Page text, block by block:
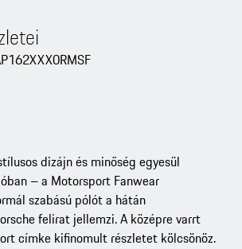
dizájn és minőség egyesül
– a Motorsport Fanwear
szabású pólót a hátán
felirat jellemzi. A középre varrt
címke kifinomult részletet kölcsönöz.